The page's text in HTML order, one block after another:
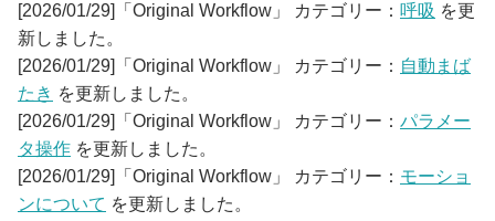
[2026/01/29]「Original Workflow」 カテゴリー： 呼吸 を更
新しました。
[2026/01/29]「Original Workflow」 カテゴリー： 自動まば
たき を更新しました。
[2026/01/29]「Original Workflow」 カテゴリー： パラメー
タ操作 を更新しました。
[2026/01/29]「Original Workflow」 カテゴリー： モーショ
ンについて を更新しました。